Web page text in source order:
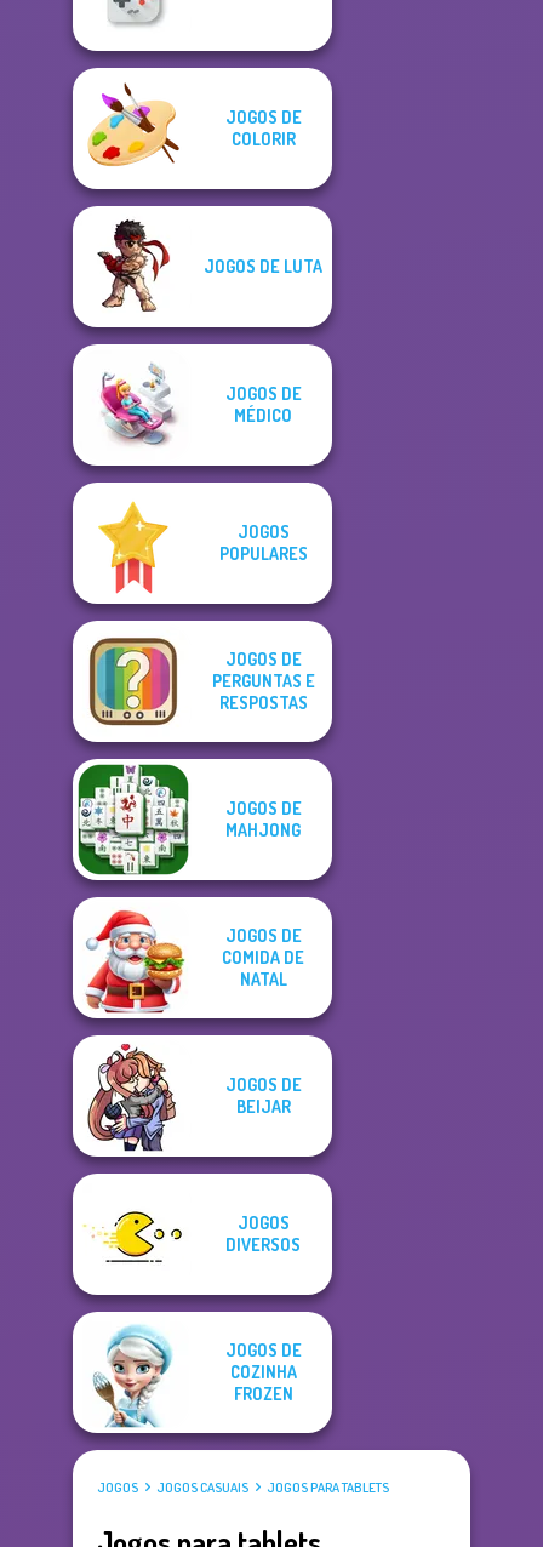
JOGOS DE
COLORIR
JOGOS DE LUTA
JOGOS DE
MÉDICO
JOGOS
POPULARES
JOGOS DE
PERGUNTAS E
RESPOSTAS
JOGOS DE
MAHJONG
JOGOS DE
COMIDA DE
NATAL
JOGOS DE
BEIJAR
JOGOS
DIVERSOS
JOGOS DE
COZINHA
FROZEN
JOGOS JOGOS CASUAIS JOGOS PARA TABLETS